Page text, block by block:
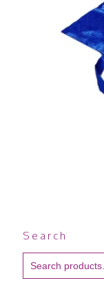
Search